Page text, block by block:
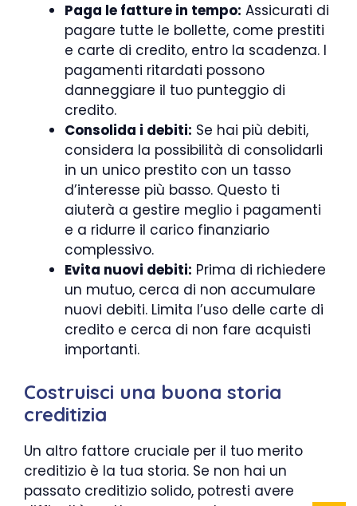
Paga le fatture in tempo: Assicurati di
pagare tutte le bollette, come prestiti
e carte di credito, entro la scadenza. I
pagamenti ritardati possono
danneggiare il tuo punteggio di
credito.
Consolida i debiti: Se hai più debiti,
considera la possibilità di consolidarli
in un unico prestito con un tasso
d’interesse più basso. Questo ti
aiuterà a gestire meglio i pagamenti
e a ridurre il carico finanziario
complessivo.
Evita nuovi debiti: Prima di richiedere
un mutuo, cerca di non accumulare
nuovi debiti. Limita l’uso delle carte di
credito e cerca di non fare acquisti
importanti.
Costruisci una buona storia
creditizia
Un altro fattore cruciale per il tuo merito
creditizio è la tua storia. Se non hai un
passato creditizio solido, potresti avere